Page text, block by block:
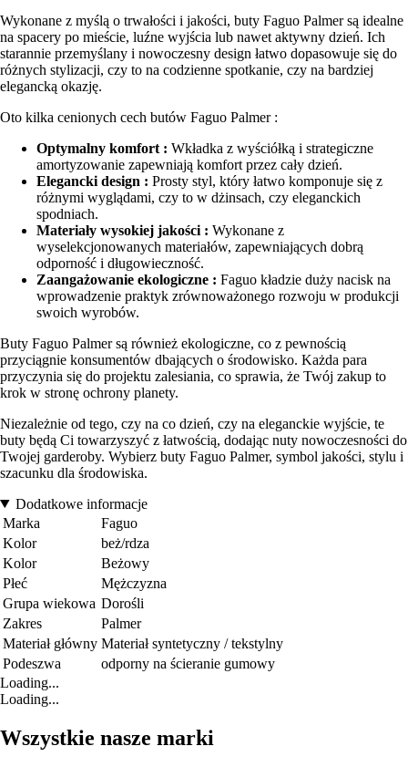
Wykonane z myślą o trwałości i jakości, buty Faguo Palmer są idealne
na spacery po mieście, luźne wyjścia lub nawet aktywny dzień. Ich
starannie przemyślany i nowoczesny design łatwo dopasowuje się do
różnych stylizacji, czy to na codzienne spotkanie, czy na bardziej
elegancką okazję.
Oto kilka cenionych cech butów Faguo Palmer :
Optymalny komfort : Wkładka z wyściółką i strategiczne
amortyzowanie zapewniają komfort przez cały dzień.
Elegancki design : Prosty styl, który łatwo komponuje się z
różnymi wyglądami, czy to w dżinsach, czy eleganckich
spodniach.
Materiały wysokiej jakości : Wykonane z
wyselekcjonowanych materiałów, zapewniających dobrą
odporność i długowieczność.
Zaangażowanie ekologiczne : Faguo kładzie duży nacisk na
wprowadzenie praktyk zrównoważonego rozwoju w produkcji
swoich wyrobów.
Buty Faguo Palmer są również ekologiczne, co z pewnością
przyciągnie konsumentów dbających o środowisko. Każda para
przyczynia się do projektu zalesiania, co sprawia, że Twój zakup to
krok w stronę ochrony planety.
Niezależnie od tego, czy na co dzień, czy na eleganckie wyjście, te
buty będą Ci towarzyszyć z łatwością, dodając nuty nowoczesności do
Twojej garderoby. Wybierz buty Faguo Palmer, symbol jakości, stylu i
szacunku dla środowiska.
Dodatkowe informacje
Marka
Faguo
Kolor
beż/rdza
Kolor
Beżowy
Płeć
Mężczyzna
Grupa wiekowa Dorośli
Zakres
Palmer
Materiał główny Materiał syntetyczny / tekstylny
Podeszwa
odporny na ścieranie gumowy
Loading...
Loading...
Wszystkie nasze marki